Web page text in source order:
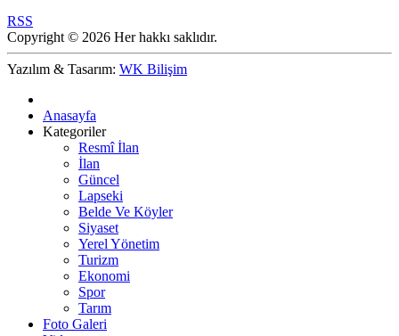
RSS
Copyright © 2026 Her hakkı saklıdır.
Yazılım & Tasarım: WK Bilişim
Anasayfa
Kategoriler
Resmî İlan
İlan
Güncel
Lapseki
Belde Ve Köyler
Siyaset
Yerel Yönetim
Turizm
Ekonomi
Spor
Tarım
Foto Galeri